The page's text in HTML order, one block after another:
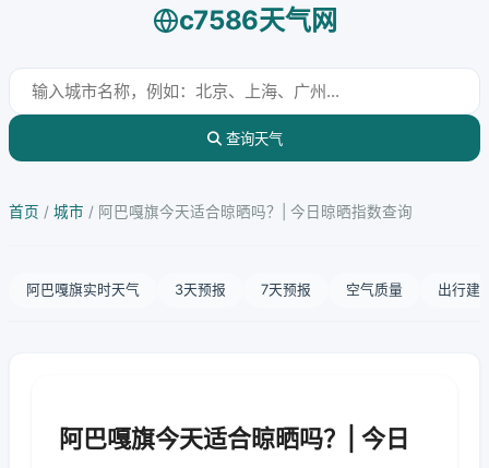
c7586天气网
查询天气
首页 / 城市 / 阿巴嘎旗今天适合晾晒吗？| 今日晾晒指数查询
阿巴嘎旗实时天气 3天预报 7天预报 空气质量 出行建
阿巴嘎旗今天适合晾晒吗？| 今日